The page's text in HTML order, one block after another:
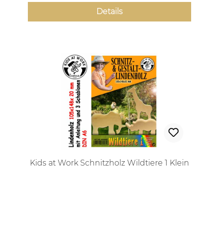
Details
Kids at Work Schnitzholz Wildtiere 1 Klein